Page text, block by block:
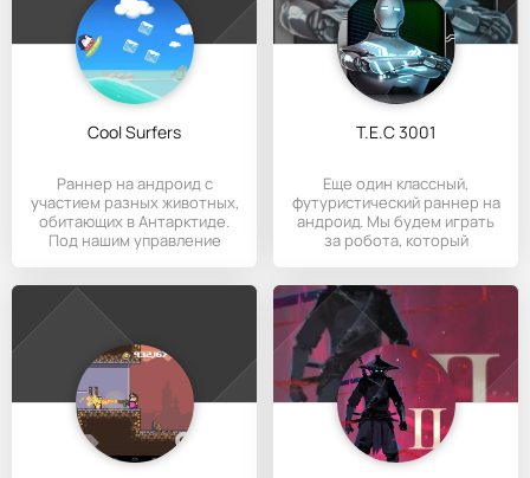
Cool Surfers
Раннер на андроид с
участием разных животных,
обитающих в Антарктиде.
Под нашим управление
T.E.C 3001
Еще один классный,
футуристический раннер на
андроид. Мы будем играть
за робота, который